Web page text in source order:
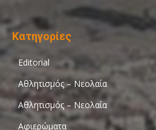
Κατηγορίες
Editorial
Αθλητισμός – Νεολαία
Αθλητισμός – Νεολαία
Αφιερώματα